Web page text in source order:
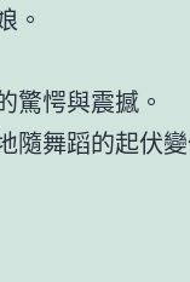
。
驚愕與震撼。
隨舞蹈的起伏變